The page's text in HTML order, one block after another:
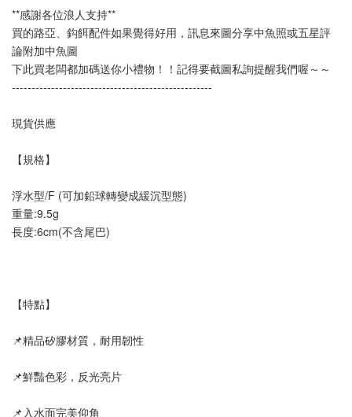
**感謝各位浪人支持**
買的路亞、鈎餌配件如果覺得好用，訊息來圖分享中魚照或五星評
論附加中魚圖
下此買老闆都加碼送你小禮物！！記得要截圖私詢提醒我們喔～～
---------------------------------------------------
現貨供應
【規格】
浮水型/F (可加鉛球轉變成緩沉型態)
重量:9.5g
長度:6cm(不含尾巴)
【特點】
📌精品矽膠材質，耐用韌性
📌鮮豔色彩，反光亮片
📌入水面完美仰角